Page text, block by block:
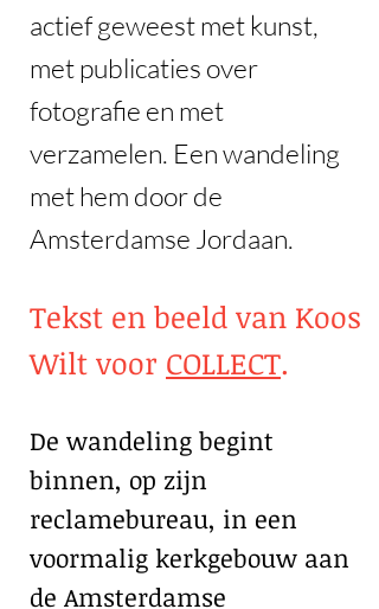
actief geweest met kunst,
met publicaties over
fotografie en met
verzamelen. Een wandeling
met hem door de
Amsterdamse Jordaan.
Tekst en beeld van Koos
Wilt voor COLLECT.
De wandeling begint
binnen, op zijn
reclamebureau, in een
voormalig kerkgebouw aan
de Amsterdamse